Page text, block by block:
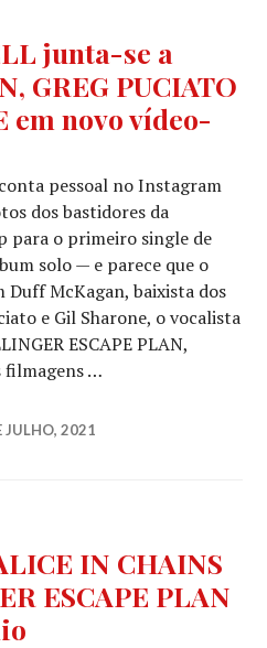
junta-se a
GREG PUCIATO
em novo vídeo-
pessoal no Instagram
dos bastidores da
para o primeiro single de
solo — e parece que o
McKagan, baixista dos
e Gil Sharone, o vocalista
ESCAPE PLAN,
filmagens …
CANTRELL junta-se a DUFF
JULHO, 2021
IN CHAINS
ESCAPE PLAN